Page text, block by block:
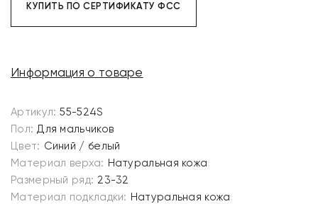
КУПИТЬ ПО СЕРТИФИКАТУ ФСС
Информация о товаре
Артикул: 55-524S
Пол: Для мальчиков
Цвет: Синий / белый
Материал верха: Натуральная кожа
Размерный ряд: 23-32
Материал подкладки: Натуральная кожа